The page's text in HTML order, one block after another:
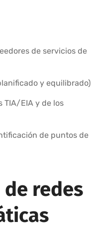
de servicios de
y equilibrado)
TIA/EIA y de los
de puntos de
redes